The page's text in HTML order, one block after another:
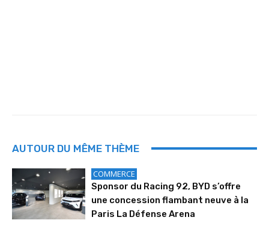
AUTOUR DU MÊME THÈME
COMMERCE
Sponsor du Racing 92, BYD s’offre
une concession flambant neuve à la
Paris La Défense Arena